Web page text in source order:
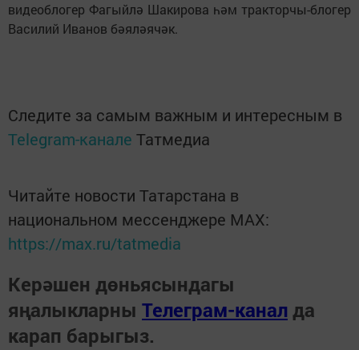
видеоблогер Фагыйлә Шакирова һәм тракторчы-блогер
Василий Иванов бәяләячәк.
Следите за самым важным и интересным в
Telegram-канале Татмедиа
Читайте новости Татарстана в
национальном мессенджере MАХ:
https://max.ru/tatmedia
Керәшен дөньясындагы
яңалыкларны Телеграм-канал да
карап барыгыз.